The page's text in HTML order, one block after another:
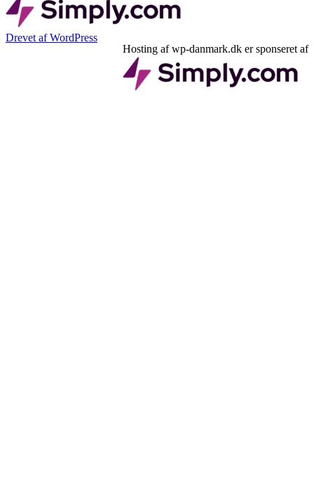
Drevet af WordPress
Hosting af wp-danmark.dk er sponseret af